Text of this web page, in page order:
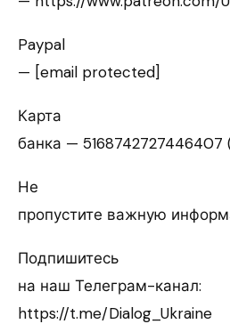
Paypal
— [email protected]
Карта
банка — 5168742727446407
Не
пропустите важную
Подпишитесь
на наш Телеграм-канал:
https://t.me/Dialog_Ukraine